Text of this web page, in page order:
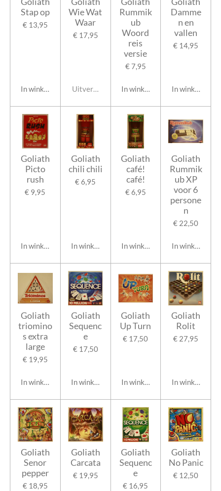
Stap op
€ 13,95
In winkelwagen
Wie Wat
Waar
€ 17,95
Uitverkocht
Rummik
ub
Woord
reis
versie
€ 7,95
In winkelwagen
Damme
n en
vallen
€ 14,95
In
Goliath
Picto
rush
€ 9,95
In winkelwagen
Goliath
chili chili
€ 6,95
In winkelwagen
Goliath
café!
café!
€ 6,95
In winkelwagen
Goliath
Rummik
ub XP
voor 6
persone
n
€ 22,50
In
Goliath
triomino
s extra
large
€ 19,95
In winkelwagen
Goliath
Sequenc
e
€ 17,50
In winkelwagen
Goliath
Up Turn
€ 17,50
In winkelwagen
Goliath
Rolit
€ 27,95
In
Goliath
Senor
pepper
€ 18,95
Goliath
Carcata
€ 19,95
Goliath
Sequenc
e
€ 16,95
Goliath
No Panic
€ 12,50